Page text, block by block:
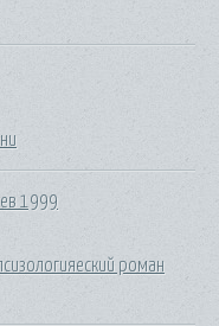
1999
роман